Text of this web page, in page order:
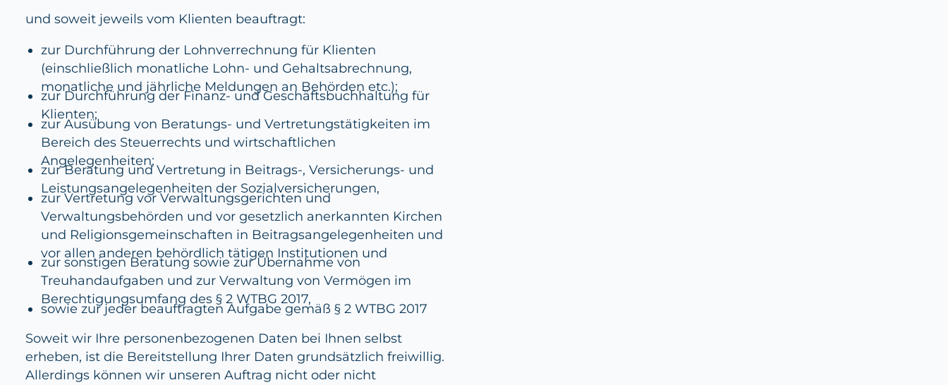
und soweit jeweils vom Klienten beauftragt:
zur Durchführung der Lohnverrechnung für Klienten
(einschließlich monatliche Lohn- und Gehaltsabrechnung,
monatliche und jährliche Meldungen an Behörden etc.);
zur Durchführung der Finanz- und Geschäftsbuchhaltung für
Klienten;
zur Ausübung von Beratungs- und Vertretungstätigkeiten im
Bereich des Steuerrechts und wirtschaftlichen
Angelegenheiten;
zur Beratung und Vertretung in Beitrags-, Versicherungs- und
Leistungsangelegenheiten der Sozialversicherungen,
zur Vertretung vor Verwaltungsgerichten und
Verwaltungsbehörden und vor gesetzlich anerkannten Kirchen
und Religionsgemeinschaften in Beitragsangelegenheiten und
vor allen anderen behördlich tätigen Institutionen und
zur sonstigen Beratung sowie zur Übernahme von
Treuhandaufgaben und zur Verwaltung von Vermögen im
Berechtigungsumfang des § 2 WTBG 2017,
sowie zur jeder beauftragten Aufgabe gemäß § 2 WTBG 2017
Soweit wir Ihre personenbezogenen Daten bei Ihnen selbst
erheben, ist die Bereitstellung Ihrer Daten grundsätzlich freiwillig.
Allerdings können wir unseren Auftrag nicht oder nicht